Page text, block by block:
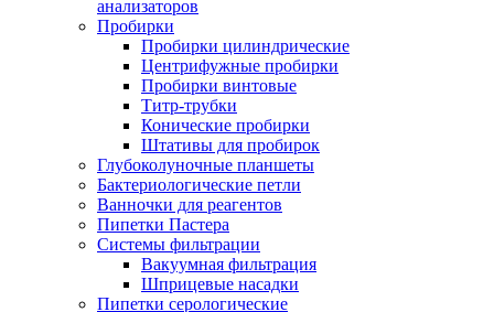
анализаторов
Пробирки
Пробирки цилиндрические
Центрифужные пробирки
Пробирки винтовые
Титр-трубки
Конические пробирки
Штативы для пробирок
Глубоколуночные планшеты
Бактериологические петли
Ванночки для реагентов
Пипетки Пастера
Системы фильтрации
Вакуумная фильтрация
Шприцевые насадки
Пипетки серологические